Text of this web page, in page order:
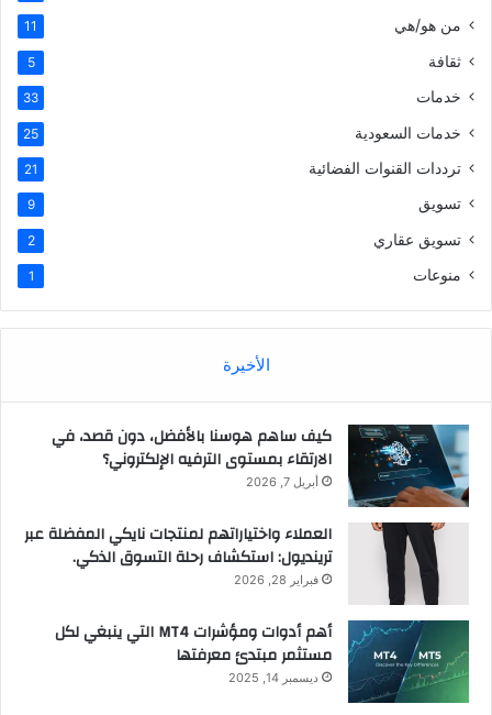
من هو/هي 11
ثقافة 5
خدمات 33
خدمات السعودية 25
ترددات القنوات الفضائية 21
تسويق 9
تسويق عقاري 2
منوعات 1
الأخيرة
كيف ساهم هوسنا بالأفضل، دون قصد، في
الارتقاء بمستوى الترفيه الإلكتروني؟
أبريل 7, 2026
العملاء واختياراتهم لمنتجات نايكي المفضلة عبر
ترينديول: استكشاف رحلة التسوق الذكي.
فبراير 28, 2026
أهم أدوات ومؤشرات MT4 التي ينبغي لكل
مستثمر مبتدئ معرفتها
ديسمبر 14, 2025